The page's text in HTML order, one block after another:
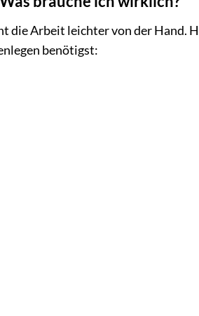
die Arbeit leichter von der Hand.
benötigst: